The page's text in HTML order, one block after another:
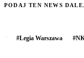
PODAJ TEN NEWS
#Legia Warszawa #